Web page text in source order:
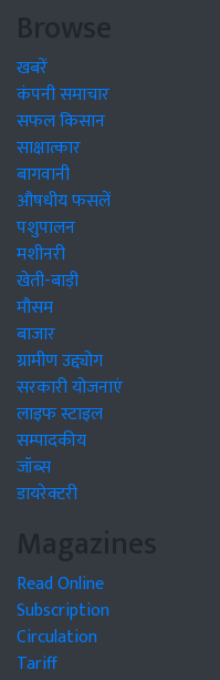
Browse
खबरें
कंपनी समाचार
सफल किसान
साक्षात्कार
बागवानी
औषधीय फसलें
पशुपालन
मशीनरी
खेती-बाड़ी
मौसम
बाजार
ग्रामीण उद्द्योग
सरकारी योजनाएं
लाइफ स्टाइल
सम्पादकीय
जॉब्स
डायरेक्टरी
Magazines
Read Online
Subscription
Circulation
Tariff